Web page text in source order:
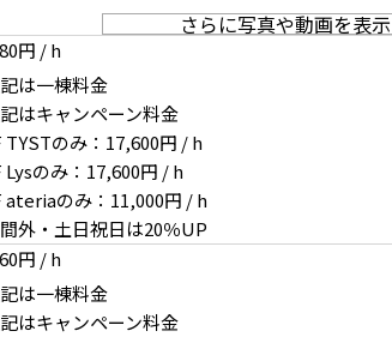
さらに写真や動画を表示
円 / h
は一棟料金
はキャンペーン料金
TYSTのみ：17,600円 / h
Lysのみ：17,600円 / h
ateriaのみ：11,000円 / h
外・土日祝日は20％UP
円 / h
は一棟料金
はキャンペーン料金